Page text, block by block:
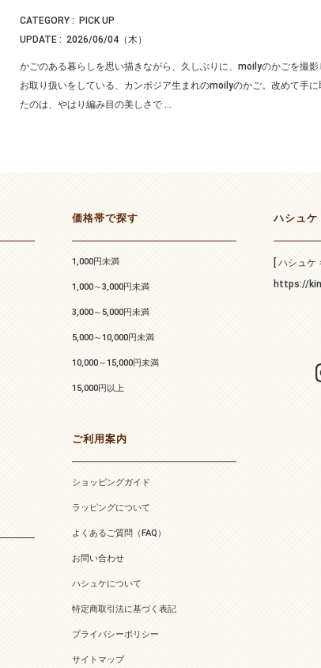
CATEGORY :
PICK UP
UPDATE : 2026/06/04（木）
かごのある暮らしを思い描きながら、久しぶりに、moilyのかごを撮影
お取り扱いをしている、カンボジア生まれのmoilyのかご。改めて手
たのは、やはり編み目の美しさで ...
価格帯で探す
1,000円未満
1,000～3,000円未満
3,000～5,000円未満
5,000～10,000円未満
10,000～15,000円未満
15,000円以上
ご利用案内
ショッピングガイド
ラッピングについて
よくあるご質問（FAQ）
お問い合わせ
ハシュケについて
特定商取引法に基づく表記
プライバシーポリシー
サイトマップ
ハシュ
[ ハシュケ
https://